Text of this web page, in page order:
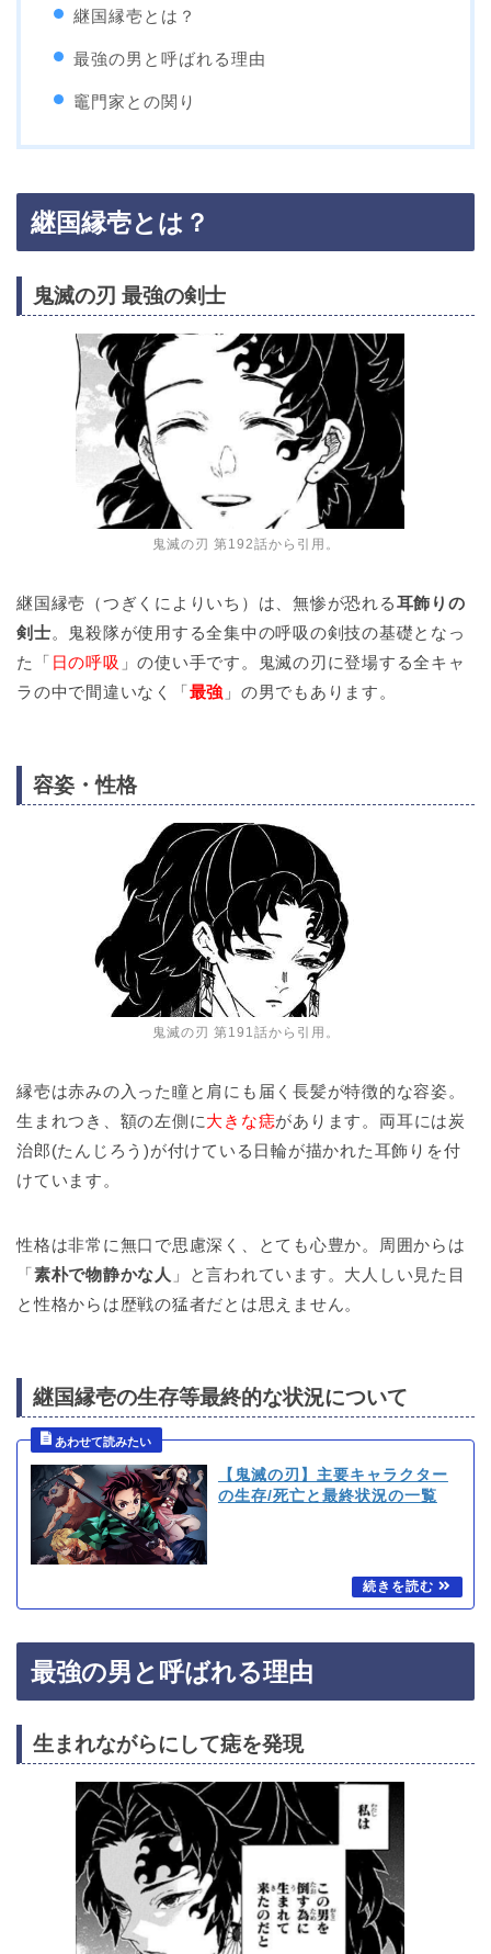
継国縁壱とは？
最強の男と呼ばれる理由
竈門家との関り
継国縁壱とは？
鬼滅の刃 最強の剣士
鬼滅の刃 第192話から引用。
継国縁壱（つぎくによりいち）は、無惨が恐れる耳飾りの
剣士。鬼殺隊が使用する全集中の呼吸の剣技の基礎となっ
た「 日の呼吸 」の使い手です。鬼滅の刃に登場する全キャ
ラの中で間違いなく「最強 」の男でもあります。
容姿・性格
鬼滅の刃 第191話から引用。
縁壱は赤みの入った瞳と肩にも届く長髪が特徴的な容姿。
生まれつき、額の左側に大きな痣があります。両耳には炭
治郎(たんじろう)が付けている日輪が描かれた耳飾りを付
けています。
性格は非常に無口で思慮深く、とても心豊か。周囲からは
「素朴で物静かな人 」と言われています。大人しい見た目
と性格からは歴戦の猛者だとは思えません。
継国縁壱の生存等最終的な状況について
【鬼滅の刃】主要キャラクター
の生存/死亡と最終状況の一覧
最強の男と呼ばれる理由
生まれながらにして痣を発現